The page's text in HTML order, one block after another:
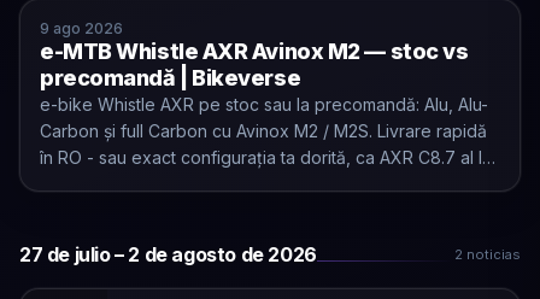
9 ago 2026
e-MTB Whistle AXR Avinox M2 — stoc vs
precomandă | Bikeverse
e-bike Whistle AXR pe stoc sau la precomandă: Alu, Alu-
Carbon și full Carbon cu Avinox M2 / M2S. Livrare rapidă
în RO - sau exact configurația ta dorită, ca AXR C8.7 al lui
e-MTB Whistle AXR Avinox M2 — stoc vs precomandă |
27 de julio – 2 de agosto de 2026 2 noticias